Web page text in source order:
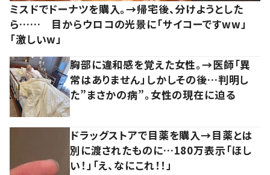
ミスドでドーナツを購入。→帰宅後、分けようとした
ら…… 目からウロコの光景に「サイコーですww」
「激しいw」
胸部に違和感を覚えた女性。→医師「異
常はありません」しかしその後…判明し
た”まさかの病”。女性の現在に迫る
ドラッグストアで目薬を購入→目薬とは
別に渡されたものに…180万表示「ほし
い！」「え、なにこれ！！」